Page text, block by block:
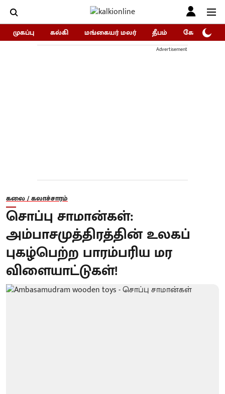
முகப்பு கல்கி மங்கையர் மலர் தீபம் கோகுலம்/
Advertisement
கலை / கலாச்சாரம்
சொப்பு சாமான்கள்:
அம்பாசமுத்திரத்தின் உலகப்
புகழ்பெற்ற பாரம்பரிய மர
விளையாட்டுகள்!